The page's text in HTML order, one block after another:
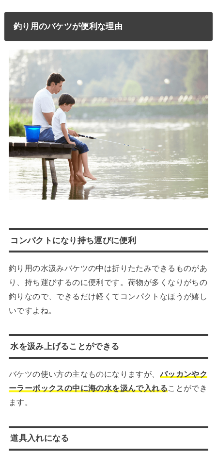
釣り用のバケツが便利な理由
コンパクトになり持ち運びに便利
釣り用の水汲みバケツの中は折りたたみできるものがあ
り、持ち運びするのに便利です。荷物が多くなりがちの
釣りなので、 できるだけ軽くてコンパクトなほうが嬉し
いですよね。
水を汲み上げることができる
バケツの使い方の主なものになりますが、バッカンやク
ーラーボックスの中に海の水を汲んで入れることができ
ます。
道具入れになる